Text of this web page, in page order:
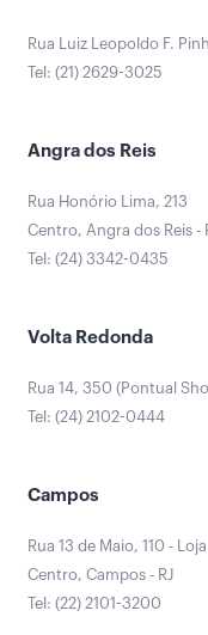
Rua Luiz Leopoldo F.
Tel: (21) 2629-3025
Angra dos Reis
Rua Honório Lima, 213
Centro, Angra dos Reis -
Tel: (24) 3342-0435
Volta Redonda
Rua 14, 350 (Pontual
Tel: (24) 2102-0444
Campos
Rua 13 de Maio, 110 -
Centro, Campos - RJ
Tel: (22) 2101-3200